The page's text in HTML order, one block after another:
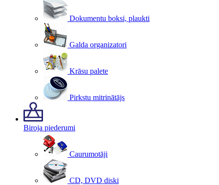
Dokumentu boksi, plaukti
Galda organizatori
Krāsu palete
Pirkstu mitrinātājs
Biroja piederumi
Caurumotāji
CD, DVD diski